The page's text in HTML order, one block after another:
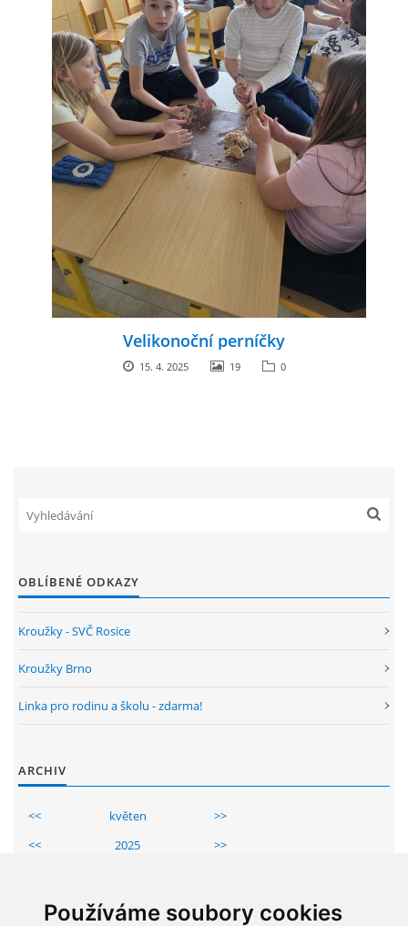
Používáme soubory cookies
Velikonoční perníčky
15. 4. 2025 19 0
OBLÍBENÉ ODKAZY
Kroužky - SVČ Rosice
Kroužky Brno
Linka pro rodinu a školu - zdarma!
ARCHIV
<< květen
>>
<<
2025
>>